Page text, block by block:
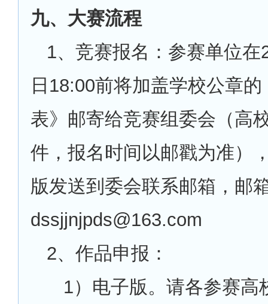
九、大赛流程
1、竞赛报名：参赛单位在
日18:00前将加盖学校公章
表》邮寄给竞赛组委会（高
件，报名时间以邮戳为准）
版发送到委会联系邮箱，邮
dssjjnjpds@163.com
2、作品申报：
1）电子版。请各参赛高